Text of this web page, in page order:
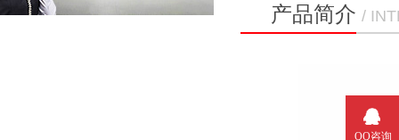
产品简介 /
QQ咨询